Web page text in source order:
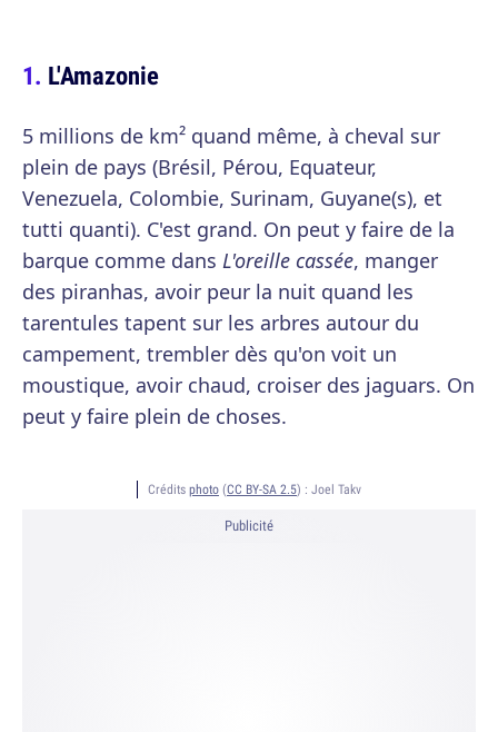
L'Amazonie
5 millions de km² quand même, à cheval sur
plein de pays (Brésil, Pérou, Equateur,
Venezuela, Colombie, Surinam, Guyane(s), et
tutti quanti). C'est grand. On peut y faire de la
barque comme dans L'oreille cassée, manger
des piranhas, avoir peur la nuit quand les
tarentules tapent sur les arbres autour du
campement, trembler dès qu'on voit un
moustique, avoir chaud, croiser des jaguars. On
peut y faire plein de choses.
Crédits photo (CC BY-SA 2.5) : Joel Takv
Publicité